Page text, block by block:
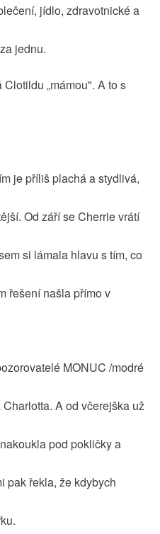
jídlo, zdravotnické a
jednu.
„mámou". A to s
je příliš plachá a stydlivá,
Od září se Cherrie vrátí
si lámala hlavu s tím, co
řešení našla přímo v
MONUC /modré
A od včerejška už
pod pokličky a
pak řekla, že kdybych